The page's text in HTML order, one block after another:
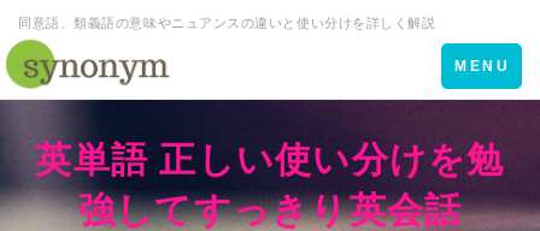
同意語、類義語の意味やニュアンスの違いと使い分けを詳しく解説
Toggle
navigation
MENU
英単語 正しい使い分けを勉
強してすっきり英会話